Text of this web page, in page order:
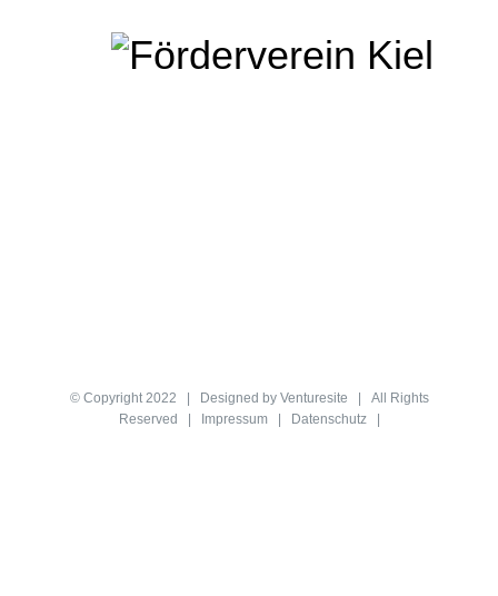
© Copyright 2022 | Designed by Venturesite | All Rights
Reserved |
Impressum| Datenschutz|